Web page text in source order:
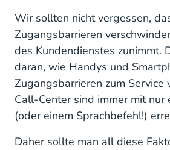
Wir sollten nicht vergessen,
Zugangsbarrieren
des Kundendienstes zunimmt.
daran, wie Handys und
Zugangsbarrieren zum Service
Call-Center sind immer mit nur
(oder einem Sprachbefehl!)
Daher sollte man all diese